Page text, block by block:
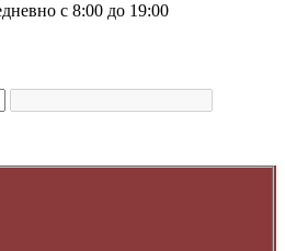
с 8:00 до 19:00